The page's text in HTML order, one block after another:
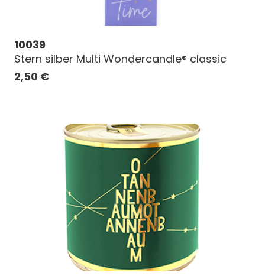
10039
Stern silber Multi Wondercandle® classic
2,50 €